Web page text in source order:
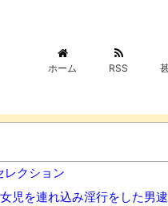
ホーム RSS
レクション
児を連れ込み淫行をした男